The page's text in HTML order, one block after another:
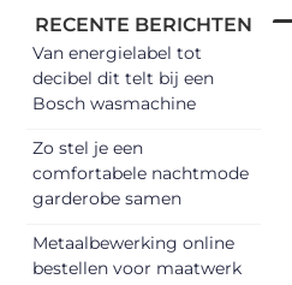
RECENTE BERICHTEN
Van energielabel tot
decibel dit telt bij een
Bosch wasmachine
Zo stel je een
comfortabele nachtmode
garderobe samen
Metaalbewerking online
bestellen voor maatwerk